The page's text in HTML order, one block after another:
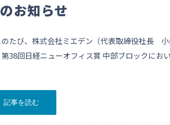
お知らせ
たび、株式会社ミエデン（代表取締役社長
38回日経ニューオフィス賞 中部ブロックに
記事を読む